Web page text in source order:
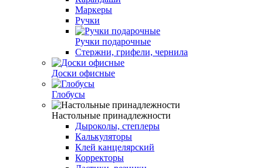
Маркеры
Ручки
Ручки подарочные
Стержни, грифели, чернила
Доски офисные
Глобусы
Настольные принадлежности
Дыроколы, степлеры
Калькуляторы
Клей канцелярский
Корректоры